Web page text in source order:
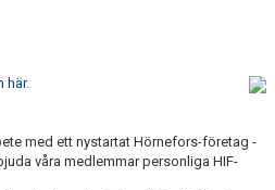
här.
med ett nystartat Hörnefors-företag -
våra medlemmar personliga HIF-